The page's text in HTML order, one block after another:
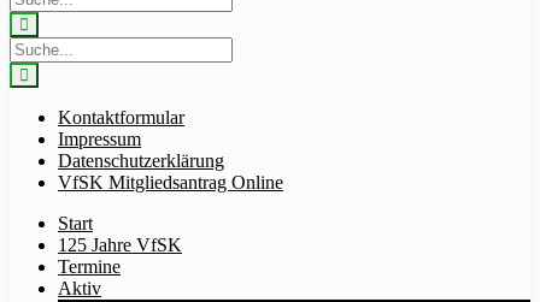
Kontaktformular
Impressum
Datenschutzerklärung
VfSK Mitgliedsantrag Online
Start
125 Jahre VfSK
Termine
Aktiv